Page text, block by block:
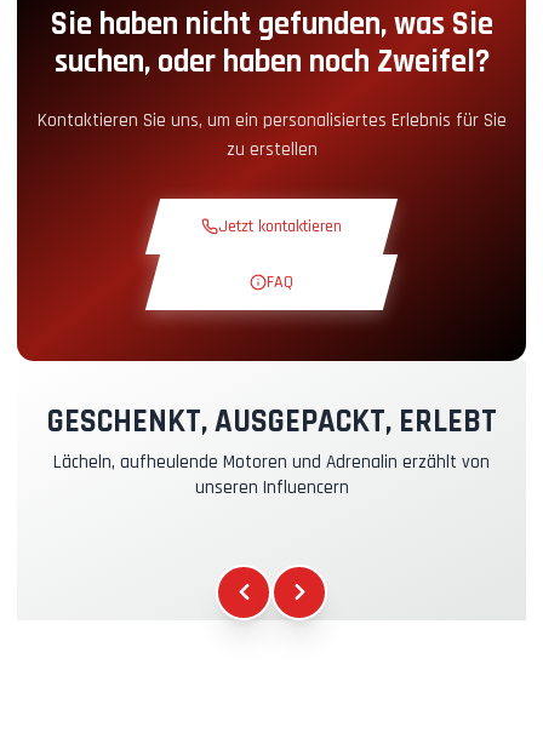
Boxengassen-Zugang +5.00€
Erkundungsrunde
Exklusive Strecke
Kasko- & RC-Versicherung +39.00€
Sie haben nicht gefunden, was Sie
suchen, oder haben noch Zweifel?
Kontaktieren Sie uns, um ein personalisiertes Erlebnis für Sie
zu erstellen
Jetzt kontaktieren
FAQ
GESCHENKT, AUSGEPACKT, ERLEBT
Lächeln, aufheulende Motoren und Adrenalin erzählt von
unseren Influencern